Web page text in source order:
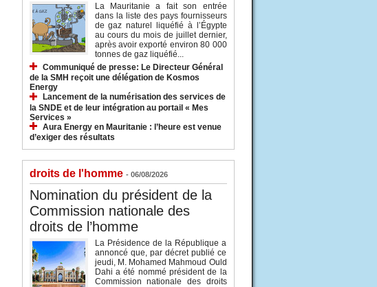
La Mauritanie a fait son entrée
dans la liste des pays fournisseurs
de gaz naturel liquéfié à l’Égypte
au cours du mois de juillet dernier,
après avoir exporté environ 80 000
tonnes de gaz liquéfié...
Communiqué de presse: Le Directeur Général
de la SMH reçoit une délégation de Kosmos
Energy
Lancement de la numérisation des services de
la SNDE et de leur intégration au portail « Mes
Services »
Aura Energy en Mauritanie : l’heure est venue
d’exiger des résultats
droits de l'homme - 06/08/2026
Nomination du président de la
Commission nationale des
droits de l’homme
La Présidence de la République a
annoncé que, par décret publié ce
jeudi, M. Mohamed Mahmoud Ould
Dahi a été nommé président de la
Commission nationale des droits